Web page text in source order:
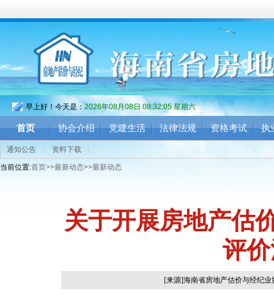
早上好！今天是： 2026年08月08日 08:32:06 星期六
首页 协会介绍 党建生活 法律法规 资格考试 执
通知公告 资料下载
当前位置:首页>>最新动态>>最新动态
关于开展房地产估
评
[来源]海南省房地产估价与经纪